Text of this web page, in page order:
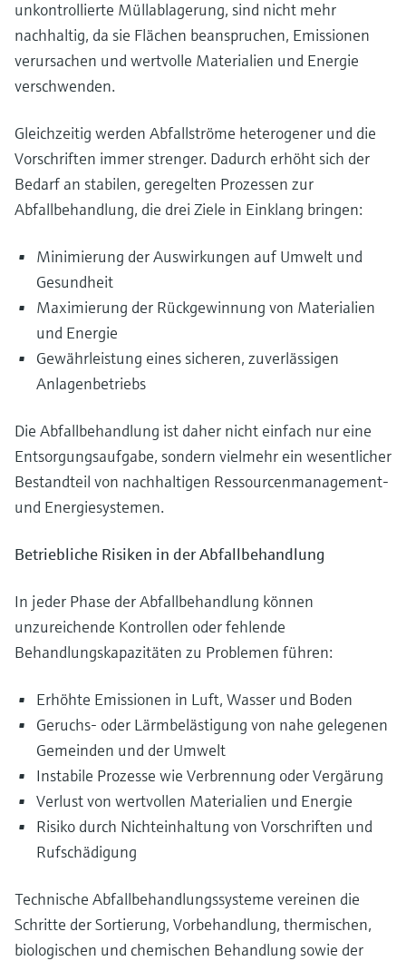
Device Viewer
Produktspezifische Informationen und
Ersatzteile anhand von Produktwurzel,
Bestellcode oder Seriennummer finden
Füllstandsmessung
Füllstandsmessung Druck
Analysatoren für Härte, Eisen,
Aluminium & Chromat
Prozessphotometer
Mikrowellentransmission
Memosens-Technologie
unkontrollierte Müllablagerung, sind nicht mehr
nachhaltig, da sie Flächen beanspruchen, Emissionen
verursachen und wertvolle Materialien und Energie
verschwenden.
Gleichzeitig werden Abfallströme heterogener und die
Vorschriften immer strenger. Dadurch erhöht sich der
Bedarf an stabilen, geregelten Prozessen zur
Abfallbehandlung, die drei Ziele in Einklang bringen:
Minimierung der Auswirkungen auf Umwelt und
Gesundheit
Maximierung der Rückgewinnung von Materialien
und Energie
Gewährleistung eines sicheren, zuverlässigen
Anlagenbetriebs
Die Abfallbehandlung ist daher nicht einfach nur eine
Entsorgungsaufgabe, sondern vielmehr ein wesentlicher
Bestandteil von nachhaltigen Ressourcenmanagement-
und Energiesystemen.
Betriebliche Risiken in der Abfallbehandlung
In jeder Phase der Abfallbehandlung können
unzureichende Kontrollen oder fehlende
Behandlungskapazitäten zu Problemen führen:
Erhöhte Emissionen in Luft, Wasser und Boden
Geruchs- oder Lärmbelästigung von nahe gelegenen
Gemeinden und der Umwelt
Instabile Prozesse wie Verbrennung oder Vergärung
Verlust von wertvollen Materialien und Energie
Risiko durch Nichteinhaltung von Vorschriften und
Rufschädigung
Technische Abfallbehandlungssysteme vereinen die
Schritte der Sortierung, Vorbehandlung, thermischen,
biologischen und chemischen Behandlung sowie der